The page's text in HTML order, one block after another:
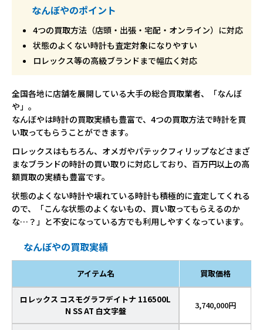
なんぼやのポイント
4つの買取方法（店頭・出張・宅配・オンライン）に対応
状態のよくない時計も査定対象になりやすい
ロレックス等の高級ブランドまで幅広く対応
全国各地に店舗を展開している大手の総合買取業者、「なんぼ
や」。
なんぼやは時計の買取実績も豊富で、4つの買取方法で時計を買
い取ってもらうことができます。
ロレックスはもちろん、オメガやパテックフィリップなどさまざ
まなブランドの時計の買い取りに対応しており、百万円以上の高
額買取の実績も豊富です。
状態のよくない時計や壊れている時計も積極的に査定してくれる
ので、「こんな状態のよくないもの、買い取ってもらえるのか
な…？」と不安になっている方でも利用しやすくなっています。
なんぼやの買取実績
アイテム名 買取価格
ロレックス コスモグラフデイトナ 116500L
N SS AT 白文字盤
3,740,000円